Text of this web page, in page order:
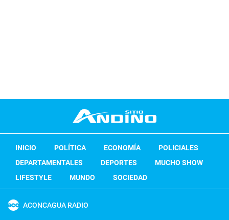
INICIO POLÍTICA ECONOMÍA
POLICIALES
DEPARTAMENTALES
DEPORTES
MUCHO SHOW
LIFESTYLE
MUNDO SOCIEDAD
ACONCAGUA RADIO